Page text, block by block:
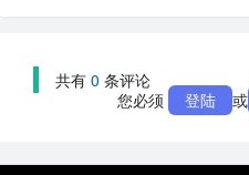
共有 0 条评论
您必须 登陆 或